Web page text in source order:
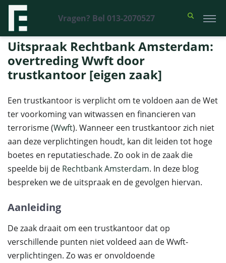
Vragen? Bel 013-2070527
Financieel Recht Advocaten >Uitspraken>Uitspraak Rechtbank
Amsterdam: overtreding Wwft door trustkantoor [eigen zaak]
Uitspraak Rechtbank Amsterdam:
overtreding Wwft door
trustkantoor [eigen zaak]
Een trustkantoor is verplicht om te voldoen aan de Wet
ter voorkoming van witwassen en financieren van
terrorisme (Wwft). Wanneer een trustkantoor zich niet
aan deze verplichtingen houdt, kan dit leiden tot hoge
boetes en reputatieschade. Zo ook in de zaak die
speelde bij de Rechtbank Amsterdam. In deze blog
bespreken we de uitspraak en de gevolgen hiervan.
Aanleiding
De zaak draait om een trustkantoor dat op
verschillende punten niet voldeed aan de Wwft-
verplichtingen. Zo was er onvoldoende